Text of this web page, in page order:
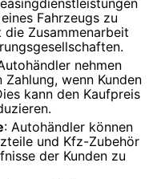
Fahrzeugs zu
Zusammenarbeit
nehmen
wenn Kunden
kann den Kaufpreis
: Autohändler können
und Kfz-Zubehör
der Kunden zu